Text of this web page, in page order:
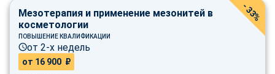
Мезотерапия и применение мезонитей в
косметологии
ПОВЫШЕНИЕ КВАЛИФИКАЦИИ
от 2-х недель
от 16 900 ₽
- 33%